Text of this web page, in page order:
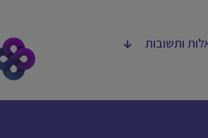
ותשובות